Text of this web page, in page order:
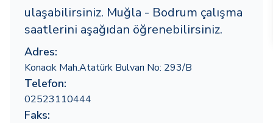
ulaşabilirsiniz. Muğla - Bodrum çalışma
saatlerini aşağıdan öğrenebilirsiniz.
Adres:
Konacık Mah.Atatürk Bulvarı No: 293/B
Telefon:
02523110444
Faks: